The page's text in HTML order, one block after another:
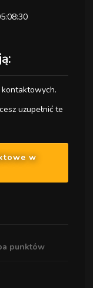
uzupełnić te
w
punktów